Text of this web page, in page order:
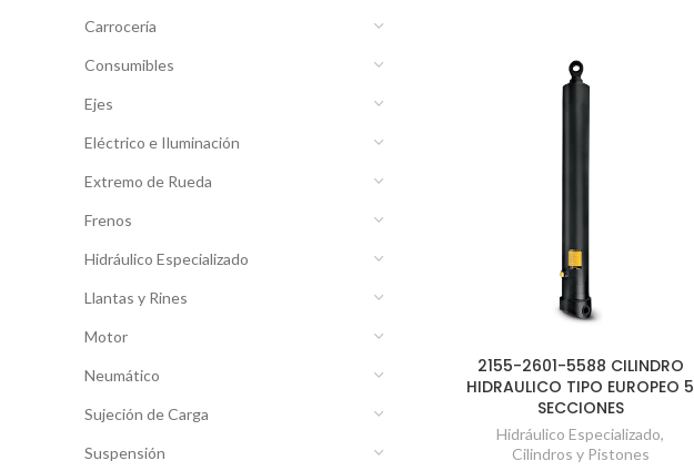
Carrocería
Consumibles
Ejes
Eléctrico e Iluminación
Extremo de Rueda
Frenos
Hidráulico Especializado
Llantas y Rines
Motor
Neumático
Sujeción de Carga
Suspensión
2155-2601-5588 CILINDRO
HIDRAULICO TIPO EUROPEO 5
SECCIONES
Hidráulico Especializado,
Cilindros y Pistones